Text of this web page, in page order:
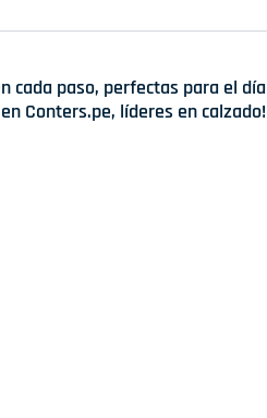
cada paso, perfectas para el día
Conters.pe, líderes en calzado!